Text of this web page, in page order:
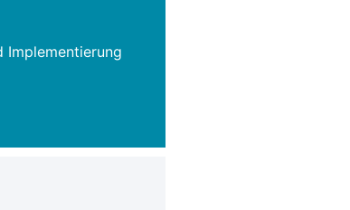
Implementierung